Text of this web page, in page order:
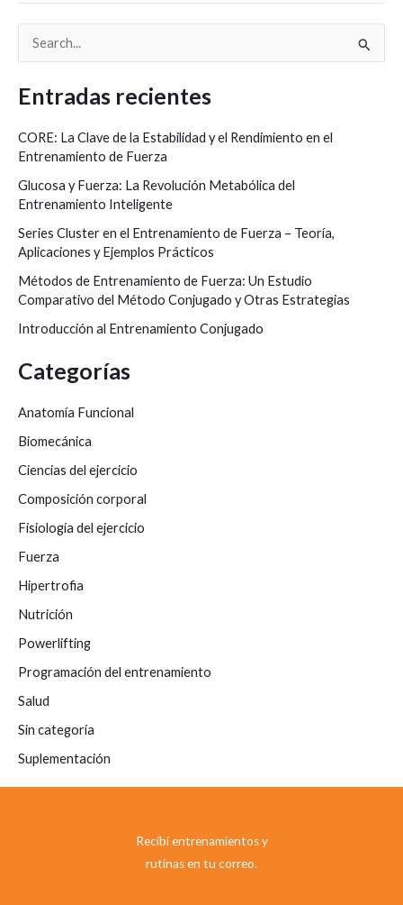
s
a
r
p
o
r
:
Entradas recientes
CORE: La Clave de la Estabilidad y el Rendimiento en el
Entrenamiento de Fuerza
Glucosa y Fuerza: La Revolución Metabólica del
Entrenamiento Inteligente
Series Cluster en el Entrenamiento de Fuerza – Teoría,
Aplicaciones y Ejemplos Prácticos
Métodos de Entrenamiento de Fuerza: Un Estudio
Comparativo del Método Conjugado y Otras Estrategias
Introducción al Entrenamiento Conjugado
Categorías
Anatomía Funcional
Biomecánica
Ciencias del ejercicio
Composición corporal
Fisiología del ejercicio
Fuerza
Hipertrofia
Nutrición
Powerlifting
Programación del entrenamiento
Salud
Sin categoría
Suplementación
Recibí entrenamientos y
rutinas en tu correo.